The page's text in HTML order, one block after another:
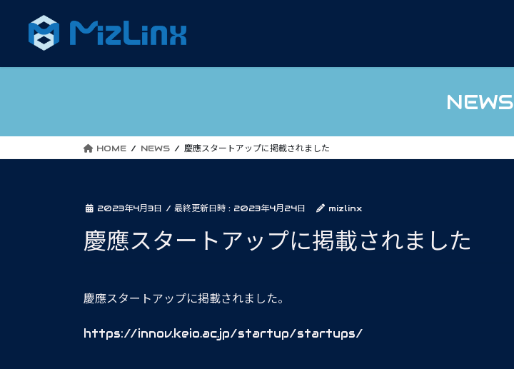
プ
動
NEWS
HOME NEWS 慶應スタートアップに掲載されました
2023年4月3日 / 最終更新日時 : 2023年4月24日 mizlinx
慶應スタートアップに掲載されました
慶應スタートアップに掲載されました。
https://innov.keio.ac.jp/startup/startups/